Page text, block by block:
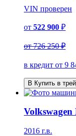
VIN проверен
от 522 900 ₽
от726 250 ₽
в кредит от 9
В Купить в
Volkswagen
2016 г.в.